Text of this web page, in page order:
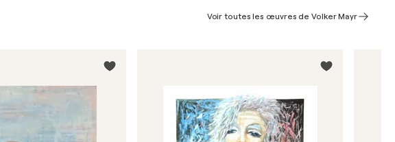
Voir toutes les œuvres de Volker Mayr